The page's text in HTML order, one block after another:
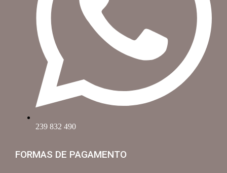
239 832 490
FORMAS DE PAGAMENTO